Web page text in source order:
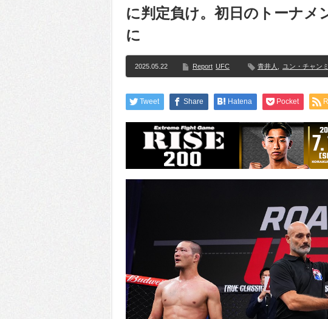
に判定負け。初日のトーナメ
に
2025.05.22 Report UFC 青井人 ユン・チャン
Tweet Share Hatena Pocket